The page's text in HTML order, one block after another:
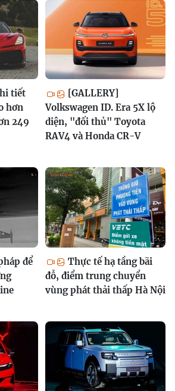
tiết
hơn
249
[GALLERY]
Volkswagen ID. Era 5X lộ
diện, "đối thủ" Toyota
RAV4 và Honda CR-V
để
Thực tế hạ tầng bãi
đỗ, điểm trung chuyển
vùng phát thải thấp Hà Nội